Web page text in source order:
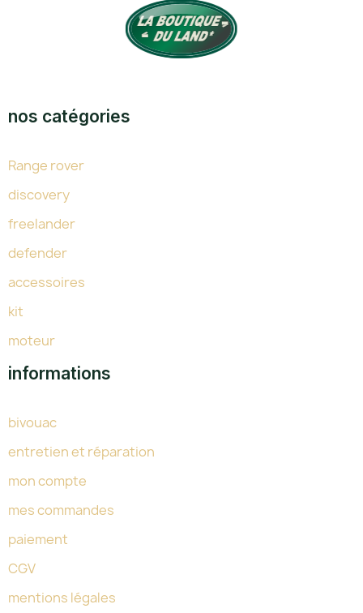
nos catégories
Range rover
discovery
freelander
defender
accessoires
kit
moteur
informations
bivouac
entretien et réparation
mon compte
mes commandes
paiement
CGV
mentions légales